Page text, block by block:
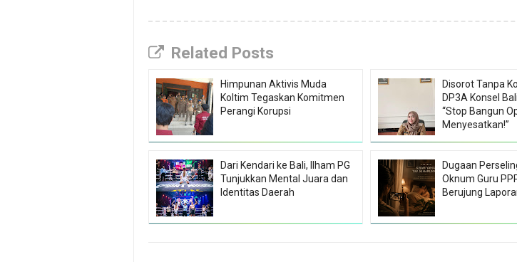
Related Posts
Himpunan Aktivis Muda
Koltim Tegaskan Komitmen
Perangi Korupsi
Disorot Tanpa
DP3A Konsel
“Stop Bangun
Menyesatkan!”
Dari Kendari ke Bali, Ilham PG
Tunjukkan Mental Juara dan
Identitas Daerah
Dugaan
Oknum Guru
Berujung